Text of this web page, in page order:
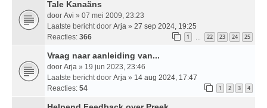
Tale Kanaäns
door Avi » 07 mei 2009, 23:23
Laatste bericht door Arja » 27 sep 2024, 19:25
Reacties: 366 1 … 22 23 24 25
Vraag naar aanleiding van...
door Arja » 19 jun 2023, 23:46
Laatste bericht door Arja » 14 aug 2024, 17:47
Reacties: 54 1 2 3 4